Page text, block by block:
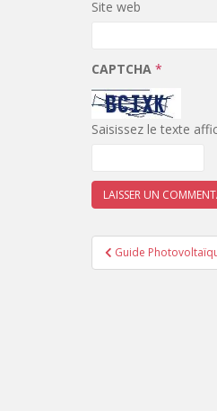
Site web
CAPTCHA *
Saisissez le texte
Navigation
de
Guide